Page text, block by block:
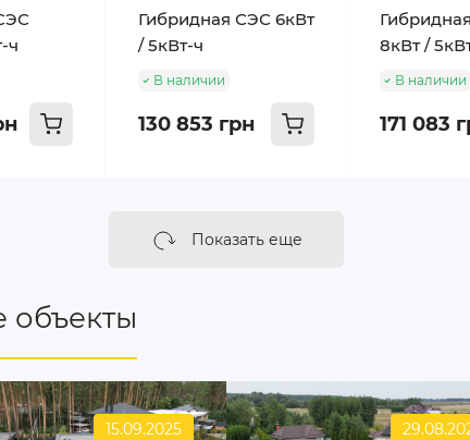
ч
Гибридная СЭС 6кВт
/ 5кВт-ч
В наличии
130 853 грн
8кВт /
В наличии
171 083
Показать еще
15.09.2025